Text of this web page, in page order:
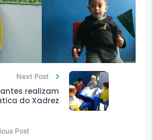
Post
Next Post
realizam
do Xadrez